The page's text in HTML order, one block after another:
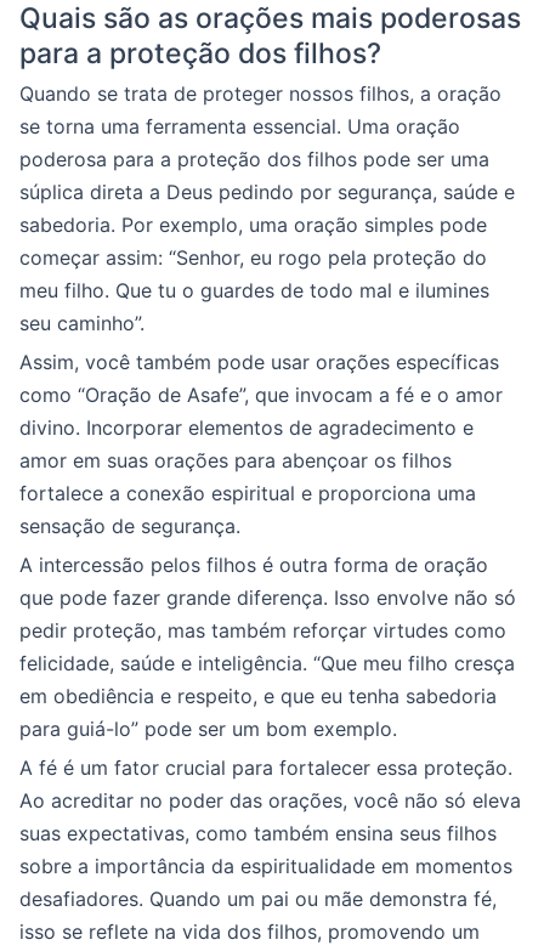
Quais são as orações mais poderosas
para a proteção dos filhos?
Quando se trata de proteger nossos filhos, a oração
se torna uma ferramenta essencial. Uma oração
poderosa para a proteção dos filhos pode ser uma
súplica direta a Deus pedindo por segurança, saúde e
sabedoria. Por exemplo, uma oração simples pode
começar assim: “Senhor, eu rogo pela proteção do
meu filho. Que tu o guardes de todo mal e ilumines
seu caminho”.
Assim, você também pode usar orações específicas
como “Oração de Asafe”, que invocam a fé e o amor
divino. Incorporar elementos de agradecimento e
amor em suas orações para abençoar os filhos
fortalece a conexão espiritual e proporciona uma
sensação de segurança.
A intercessão pelos filhos é outra forma de oração
que pode fazer grande diferença. Isso envolve não só
pedir proteção, mas também reforçar virtudes como
felicidade, saúde e inteligência. “Que meu filho cresça
em obediência e respeito, e que eu tenha sabedoria
para guiá-lo” pode ser um bom exemplo.
A fé é um fator crucial para fortalecer essa proteção.
Ao acreditar no poder das orações, você não só eleva
suas expectativas, como também ensina seus filhos
sobre a importância da espiritualidade em momentos
desafiadores. Quando um pai ou mãe demonstra fé,
isso se reflete na vida dos filhos, promovendo um